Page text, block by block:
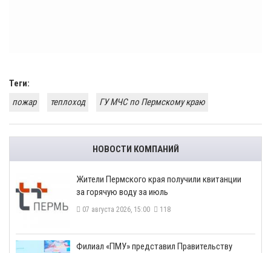
Теги:
пожар
теплоход ГУ МЧС по Пермскому краю
НОВОСТИ КОМПАНИЙ
​Жители Пермского края получили квитанции
за горячую воду за июль
07 августа 2026, 15:00 118
​Филиал «ПМУ» представил Правительству